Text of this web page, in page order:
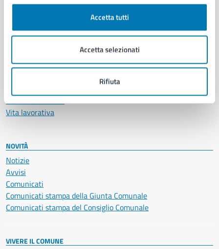
Accetta tutti
Accetta selezionati
Rifiuta
Anagrafe e stato civile
Cultura e tempo libero
Educazione e formazione
Giustizia e sicurezza pubblica
Servizi Cimiteriali
Vita lavorativa
NOVITÀ
Notizie
Avvisi
Comunicati
Comunicati stampa della Giunta Comunale
Comunicati stampa del Consiglio Comunale
VIVERE IL COMUNE